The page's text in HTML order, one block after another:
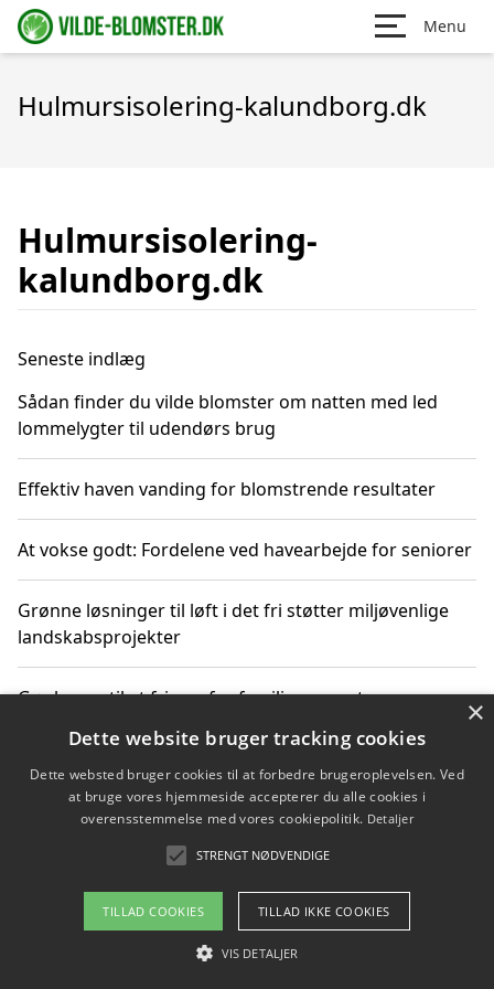
Menu
Hulmursisolering-kalundborg.dk
Hulmursisolering-
kalundborg.dk
Seneste indlæg
Sådan finder du vilde blomster om natten med led
lommelygter til udendørs brug
Effektiv haven vanding for blomstrende resultater
At vokse godt: Fordelene ved havearbejde for seniorer
Grønne løsninger til løft i det fri støtter miljøvenlige
landskabsprojekter
Gør haven til et frirum for familien og naturen
Copyright 2026 - Pilanto Aps
Betingelser
×
Dette website bruger tracking cookies
Dette websted bruger cookies til at forbedre brugeroplevelsen. Ved
at bruge vores hjemmeside accepterer du alle cookies i
overensstemmelse med vores cookiepolitik. Detaljer
STRENGT NØDVENDIGE
TILLAD COOKIES TILLAD IKKE COOKIES
VIS DETALJER